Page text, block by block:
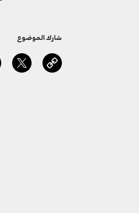
شارك الموضوع